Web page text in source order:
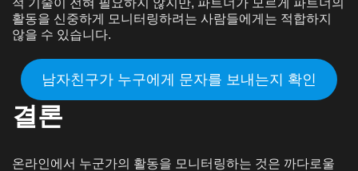
활동을 신중하게 모니터링하려는 사람들에게는 적합하지
않을 수 있습니다.
남자친구가 누구에게 문자를 보내는지 확인
결론
온라인에서 누군가의 활동을 모니터링하는 것은 까다로울